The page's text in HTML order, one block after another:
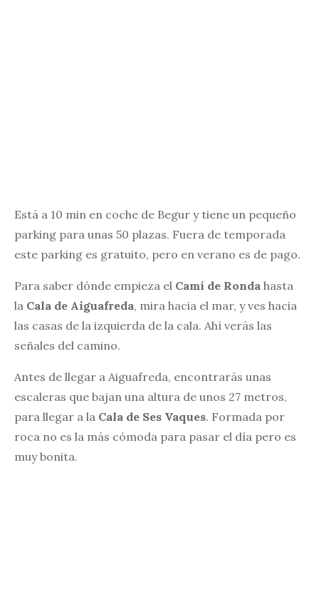
Está a 10 min en coche de Begur y tiene un pequeño
parking para unas 50 plazas. Fuera de temporada
este parking es gratuito, pero en verano es de pago.
Para saber dónde empieza el Camí de Ronda hasta
la Cala de Aiguafreda, mira hacia el mar, y ves hacia
las casas de la izquierda de la cala. Ahí verás las
señales del camino.
Antes de llegar a Aiguafreda, encontrarás unas
escaleras que bajan una altura de unos 27 metros,
para llegar a la Cala de Ses Vaques. Formada por
roca no es la más cómoda para pasar el día pero es
muy bonita.